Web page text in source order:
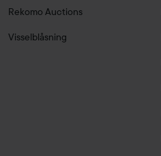
Rekomo Auctions
Visselblåsning